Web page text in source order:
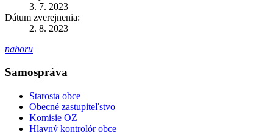
3. 7. 2023
Dátum zverejnenia:
2. 8. 2023
nahoru
Samospráva
Starosta obce
Obecné zastupiteľstvo
Komisie OZ
Hlavný kontrolór obce